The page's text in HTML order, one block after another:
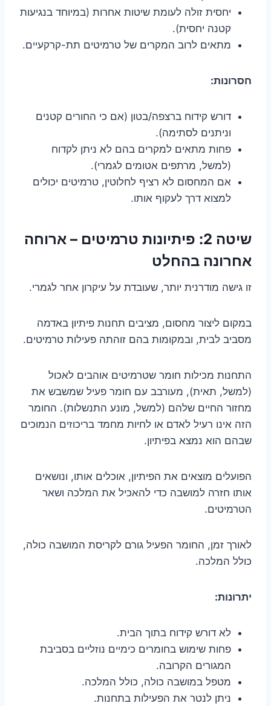
יחסית זולה לעומת שיטות אחרות (במיוחד בנגיעות
קטנה יחסית).
מתאים לרוב המקרים של טרמיטים תת-קרקעיים.
חסרונות:
דורש קידוח ברצפה/בטון (אם כי החורים קטנים
וניתנים לסתימה).
פחות מתאים למקרים בהם לא ניתן לקדוח
(למשל, מרתפים אטומים לגמרי).
אם המחסום לא רציף לחלוטין, טרמיטים יכולים
למצוא דרך לעקוף אותו.
שיטה 2: פיתיונות טרמיטים – ארוחה
אחרונה בהחלט
זו גישה מודרנית יותר, שעובדת על עיקרון אחר לגמרי.
במקום ליצור מחסום, מציבים תחנות פיתיון באדמה
מסביב לבית, ובמקומות בהם זוהתה פעילות טרמיטים.
התחנות מכילות חומר שטרמיטים אוהבים לאכול
(למשל, תאית), מעורבב עם חומר פעיל שמשבש את
מחזור החיים שלהם (למשל, מונע התנשלות). החומר
הזה אינו רעיל לאדם או לחיות מחמד בריכוזים הנמוכים
שבהם הוא נמצא בפיתיון.
הפועלים מוצאים את הפיתיון, אוכלים אותו, ונושאים
אותו חזרה למושבה כדי להאכיל את המלכה ושאר
הטרמיטים.
לאורך זמן, החומר הפעיל גורם לקריסת המושבה כולה,
כולל המלכה.
יתרונות:
לא דורש קידוח בתוך הבית.
פחות שימוש בחומרים כימיים נוזליים בסביבת
המגורים הקרובה.
מטפל במושבה כולה, כולל המלכה.
ניתן לנטר את הפעילות בתחנות.